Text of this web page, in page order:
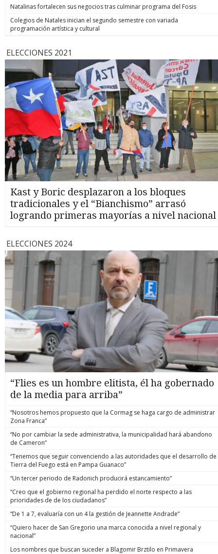
Natalinas fortalecen sus negocios tras culminar programa del Fosis
Colegios de Natales inician el segundo semestre con variada
programación artística y cultural
ELECCIONES 2021
Kast y Boric desplazaron a los bloques
tradicionales y el “Bianchismo” arrasó
logrando primeras mayorías a nivel nacional
ELECCIONES 2024
“Flies es un hombre elitista, él ha gobernado
de la media para arriba”
“Nosotros hemos propuesto que la Cormag se haga cargo de administrar
Zona Franca”
“No por cambiar la sede administrativa, la municipalidad hará abandono
de Cameron”
“Tenemos que seguir convenciendo a las autoridades que el desarrollo de
Tierra del Fuego está en Pampa Guanaco”
“Un tercer periodo de Radonich producirá estancamiento”
“Creo que el gobierno regional ha perdido el norte respecto a las
prioridades de de los ciudadanos”
“De 1 a 7, evaluaría con un 4 la gestión de Jeannette Andrade”
“Quiero hacer de San Gregorio una marca conocida a nivel regional y
nacional”
Los nombres que buscan suceder a Blagomir Brztilo en Primavera